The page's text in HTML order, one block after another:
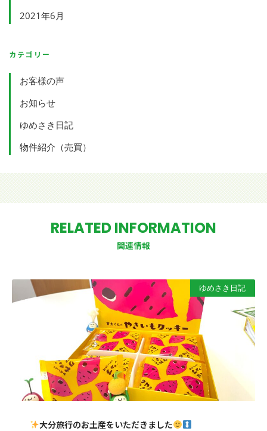
2021年6月
カテゴリー
お客様の声
お知らせ
ゆめさき日記
物件紹介（売買）
RELATED INFORMATION
関連情報
ゆめさき日記
大分旅行のお土産をいただきました